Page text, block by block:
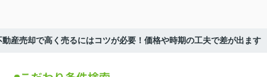
動産売却で高く売るにはコツが必要！価格や時期の工夫で差が出ます